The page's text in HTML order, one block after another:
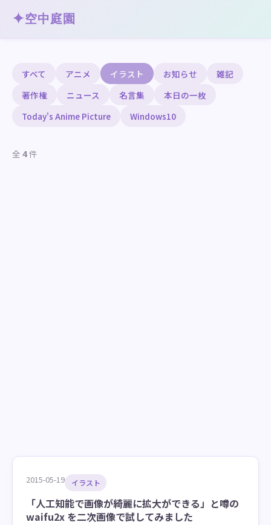
✦空中庭園
すべて アニメ イラスト お知らせ
雑記
著作権
ニュース 名言集
本日の一枚
Today's Anime Picture
Windows10
全 4件
2015-05-19 イラスト
「人工知能で画像が綺麗に拡大ができる」と噂の
waifu2x を二次画像で試してみました